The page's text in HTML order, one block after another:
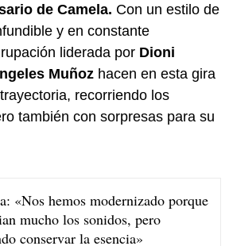
de Camela. Con un estilo de
y en constante
liderada por Dioni
Muñoz hacen en esta gira
recorriendo los
también con sorpresas para su
«Nos hemos modernizado porque
mucho los sonidos, pero
conservar la esencia»